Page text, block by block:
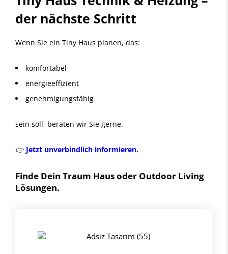
der nächste Schritt
Wenn Sie ein Tiny Haus planen, das:
komfortabel
energieeffizient
genehmigungsfähig
sein soll, beraten wir Sie gerne.
👉 Jetzt unverbindlich informieren.
Finde Dein Traum Haus oder Outdoor Living
Lösungen.